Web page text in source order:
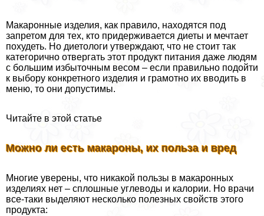
Макаронные изделия, как правило, находятся под
запретом для тех, кто придерживается диеты и мечтает
похудеть. Но диетологи утверждают, что не стоит так
категорично отвергать этот продукт питания даже людям
с большим избыточным весом – если правильно подойти
к выбору конкретного изделия и грамотно их вводить в
меню, то они допустимы.
Читайте в этой статье
Можно ли есть макароны, их польза и вред
Многие уверены, что никакой пользы в макаронных
изделиях нет – сплошные углеводы и калории. Но врачи
все-таки выделяют несколько полезных свойств этого
продукта: